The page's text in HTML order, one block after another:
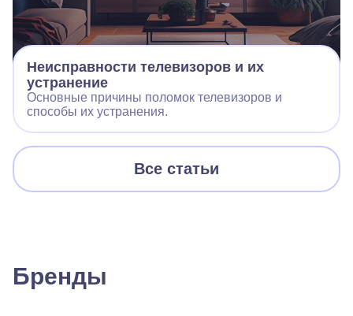
Неисправности телевизоров и их
устранение
Основные причины поломок телевизоров и
способы их устранения.
Все статьи
Бренды